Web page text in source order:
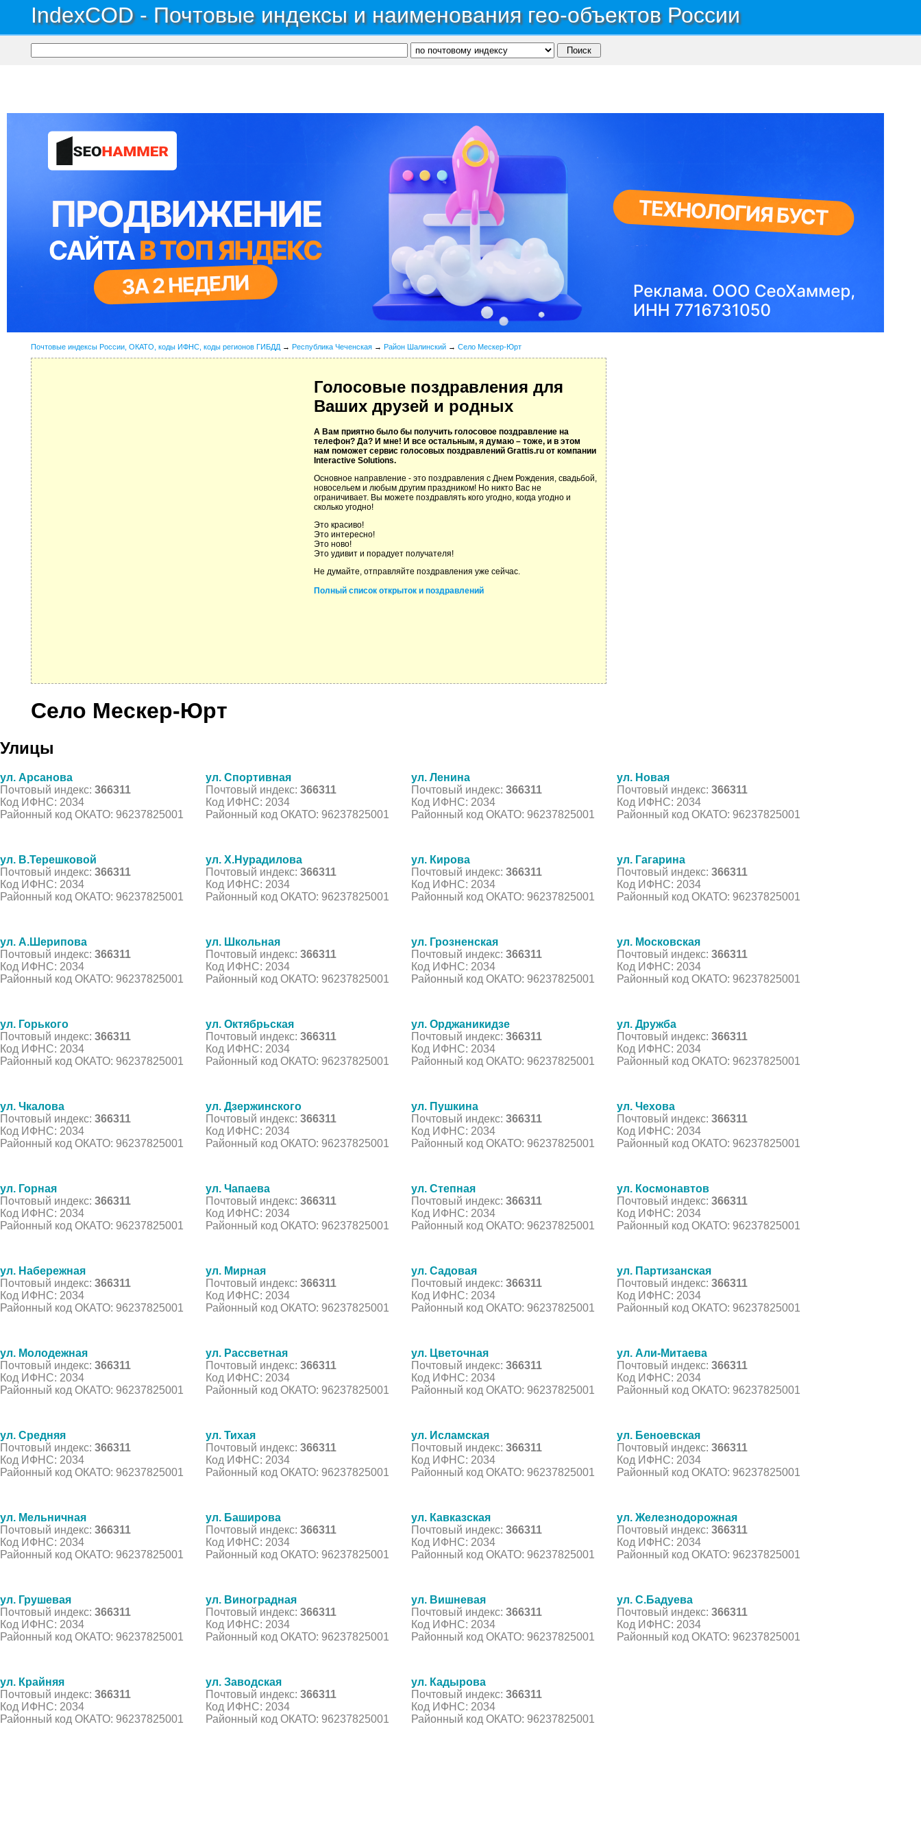
IndexCOD - Почтовые индексы и наименования гео-объектов России
Почтовые индексы России, ОКАТО, коды ИФНС, коды регионов ГИБДД → Республика Чеченская → Район Шалинский → Село Мескер-Юрт
Голосовые поздравления для
Ваших друзей и родных
А Вам приятно было бы получить голосовое поздравление на
телефон? Да? И мне! И все остальным, я думаю – тоже, и в этом
нам поможет сервис голосовых поздравлений Grattis.ru от компании
Interactive Solutions.
Основное направление - это поздравления с Днем Рождения, свадьбой,
новосельем и любым другим праздником! Но никто Вас не
ограничивает. Вы можете поздравлять кого угодно, когда угодно и
сколько угодно!
Это красиво!
Это интересно!
Это ново!
Это удивит и порадует получателя!
Не думайте, отправляйте поздравления уже сейчас.
Полный список открыток и поздравлений
Село Мескер-Юрт
Улицы
ул. Арсанова
Почтовый индекс: 366311
Код ИФНС: 2034
Районный код ОКАТО: 96237825001
ул. Спортивная
Почтовый индекс: 366311
Код ИФНС: 2034
Районный код ОКАТО: 96237825001
ул. Ленина
Почтовый индекс: 366311
Код ИФНС: 2034
Районный код ОКАТО: 96237825001
ул. Новая
Почтовый индекс: 366311
Код ИФНС: 2034
Районный код ОКАТО: 96237825001
ул. В.Терешковой
Почтовый индекс: 366311
Код ИФНС: 2034
Районный код ОКАТО: 96237825001
ул. Х.Нурадилова
Почтовый индекс: 366311
Код ИФНС: 2034
Районный код ОКАТО: 96237825001
ул. Кирова
Почтовый индекс: 366311
Код ИФНС: 2034
Районный код ОКАТО: 96237825001
ул. Гагарина
Почтовый индекс: 366311
Код ИФНС: 2034
Районный код ОКАТО: 96237825001
ул. А.Шерипова
Почтовый индекс: 366311
Код ИФНС: 2034
Районный код ОКАТО: 96237825001
ул. Школьная
Почтовый индекс: 366311
Код ИФНС: 2034
Районный код ОКАТО: 96237825001
ул. Грозненская
Почтовый индекс: 366311
Код ИФНС: 2034
Районный код ОКАТО: 96237825001
ул. Московская
Почтовый индекс: 366311
Код ИФНС: 2034
Районный код ОКАТО: 96237825001
ул. Горького
Почтовый индекс: 366311
Код ИФНС: 2034
Районный код ОКАТО: 96237825001
ул. Октябрьская
Почтовый индекс: 366311
Код ИФНС: 2034
Районный код ОКАТО: 96237825001
ул. Орджаникидзе
Почтовый индекс: 366311
Код ИФНС: 2034
Районный код ОКАТО: 96237825001
ул. Дружба
Почтовый индекс: 366311
Код ИФНС: 2034
Районный код ОКАТО: 96237825001
ул. Чкалова
Почтовый индекс: 366311
Код ИФНС: 2034
Районный код ОКАТО: 96237825001
ул. Дзержинского
Почтовый индекс: 366311
Код ИФНС: 2034
Районный код ОКАТО: 96237825001
ул. Пушкина
Почтовый индекс: 366311
Код ИФНС: 2034
Районный код ОКАТО: 96237825001
ул. Чехова
Почтовый индекс: 366311
Код ИФНС: 2034
Районный код ОКАТО: 96237825001
ул. Горная
Почтовый индекс: 366311
Код ИФНС: 2034
Районный код ОКАТО: 96237825001
ул. Чапаева
Почтовый индекс: 366311
Код ИФНС: 2034
Районный код ОКАТО: 96237825001
ул. Степная
Почтовый индекс: 366311
Код ИФНС: 2034
Районный код ОКАТО: 96237825001
ул. Космонавтов
Почтовый индекс: 366311
Код ИФНС: 2034
Районный код ОКАТО: 96237825001
ул. Набережная
Почтовый индекс: 366311
Код ИФНС: 2034
Районный код ОКАТО: 96237825001
ул. Мирная
Почтовый индекс: 366311
Код ИФНС: 2034
Районный код ОКАТО: 96237825001
ул. Садовая
Почтовый индекс: 366311
Код ИФНС: 2034
Районный код ОКАТО: 96237825001
ул. Партизанская
Почтовый индекс: 366311
Код ИФНС: 2034
Районный код ОКАТО: 96237825001
ул. Молодежная
Почтовый индекс: 366311
Код ИФНС: 2034
Районный код ОКАТО: 96237825001
ул. Рассветная
Почтовый индекс: 366311
Код ИФНС: 2034
Районный код ОКАТО: 96237825001
ул. Цветочная
Почтовый индекс: 366311
Код ИФНС: 2034
Районный код ОКАТО: 96237825001
ул. Али-Митаева
Почтовый индекс: 366311
Код ИФНС: 2034
Районный код ОКАТО: 96237825001
ул. Средняя
Почтовый индекс: 366311
Код ИФНС: 2034
Районный код ОКАТО: 96237825001
ул. Тихая
Почтовый индекс: 366311
Код ИФНС: 2034
Районный код ОКАТО: 96237825001
ул. Исламская
Почтовый индекс: 366311
Код ИФНС: 2034
Районный код ОКАТО: 96237825001
ул. Беноевская
Почтовый индекс: 366311
Код ИФНС: 2034
Районный код ОКАТО: 96237825001
ул. Мельничная
Почтовый индекс: 366311
Код ИФНС: 2034
Районный код ОКАТО: 96237825001
ул. Баширова
Почтовый индекс: 366311
Код ИФНС: 2034
Районный код ОКАТО: 96237825001
ул. Кавказская
Почтовый индекс: 366311
Код ИФНС: 2034
Районный код ОКАТО: 96237825001
ул. Железнодорожная
Почтовый индекс: 366311
Код ИФНС: 2034
Районный код ОКАТО: 96237825001
ул. Грушевая
Почтовый индекс: 366311
Код ИФНС: 2034
Районный код ОКАТО: 96237825001
ул. Виноградная
Почтовый индекс: 366311
Код ИФНС: 2034
Районный код ОКАТО: 96237825001
ул. Вишневая
Почтовый индекс: 366311
Код ИФНС: 2034
Районный код ОКАТО: 96237825001
ул. С.Бадуева
Почтовый индекс: 366311
Код ИФНС: 2034
Районный код ОКАТО: 96237825001
ул. Крайняя
Почтовый индекс: 366311
Код ИФНС: 2034
Районный код ОКАТО: 96237825001
ул. Заводская
Почтовый индекс: 366311
Код ИФНС: 2034
Районный код ОКАТО: 96237825001
ул. Кадырова
Почтовый индекс: 366311
Код ИФНС: 2034
Районный код ОКАТО: 96237825001